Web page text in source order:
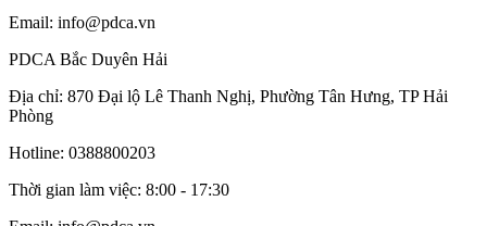
Email: info@pdca.vn
PDCA Bắc Duyên Hải
Địa chỉ: 870 Đại lộ Lê Thanh Nghị, Phường Tân Hưng, TP Hải
Phòng
Hotline: 0388800203
Thời gian làm việc: 8:00 - 17:30